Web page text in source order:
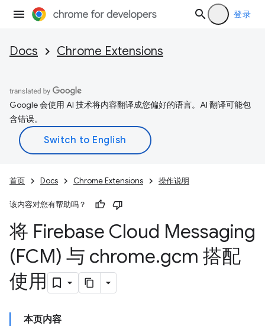
登录
Docs Chrome Extensions
Google 会使用 AI 技术将内容翻译成您偏好的语言。AI 翻译可能包
含错误。
首页 Docs Chrome Extensions 操作说明
该内容对您有帮助吗？
将 Firebase Cloud Messaging
(FCM) 与 chrome.gcm 搭配
使用
本页内容